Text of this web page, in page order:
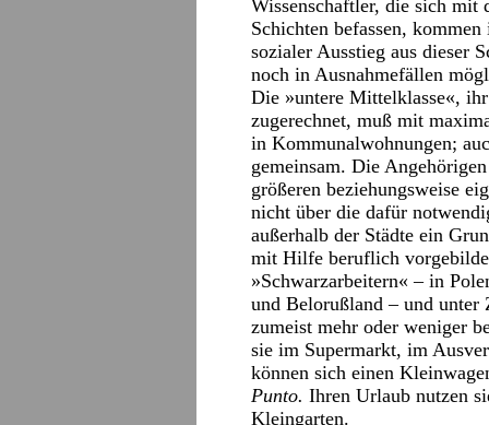
Wissenschaftler, die sich mit
Schichten befassen,
sozialer Ausstieg aus dieser
noch in Ausnahmefällen
Die »untere Mittelklasse«,
zugerechnet, muß mit
in Kommunalwohnungen;
gemeinsam. Die
größeren beziehungsweise
nicht über die dafür
außerhalb der Städte ein
mit Hilfe beruflich
»Schwarzarbeitern« – in
und Belorußland – und
zumeist mehr oder weniger
sie im Supermarkt, im
können sich einen
Punto. Ihren Urlaub nutzen
Kleingarten.